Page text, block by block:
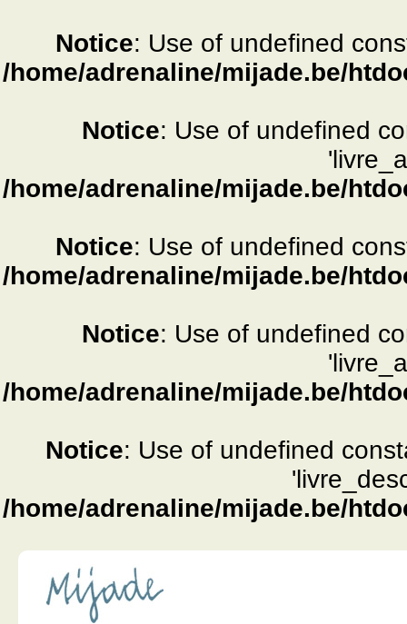
Notice: Use of undefined
/home/adrenaline/mijade.be/
Notice: Use of undefined
/home/adrenaline/mijade.be/
Notice: Use of undefined
/home/adrenaline/mijade.be/
Notice: Use of undefined
/home/adrenaline/mijade.be/
Notice: Use of undefined
/home/adrenaline/mijade.be/